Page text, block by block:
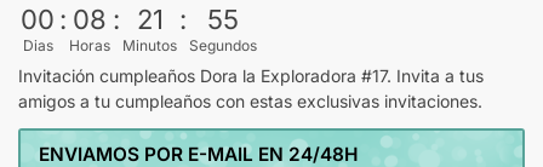
00
Dias
: 08
Horas
: 21
Minutos
: 54
Segundos
Invitación cumpleaños Dora la Exploradora #17. Invita a tus
amigos a tu cumpleaños con estas exclusivas invitaciones.
ENVIAMOS POR E-MAIL EN 24/48H